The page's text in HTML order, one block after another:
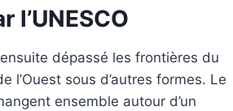
dépassé les frontières du
l’Ouest sous d’autres formes. Le
ensemble autour d’un